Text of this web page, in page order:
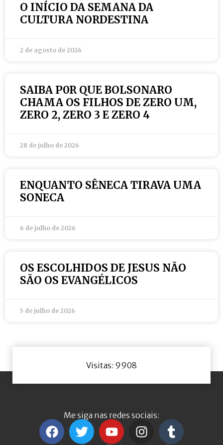
O INÍCIO DA SEMANA DA
CULTURA NORDESTINA
2 de agosto de 2026
SAIBA P0R QUE BOLSONARO
CHAMA OS FILHOS DE ZERO UM,
ZERO 2, ZERO 3 E ZERO 4
28 de julho de 2026
ENQUANTO SÊNECA TIRAVA UMA
SONECA
6 de julho de 2026
OS ESCOLHIDOS DE JESUS NÃO
SÃO OS EVANGÉLICOS
5 de julho de 2026
Visitas: 9908
Me siga nas redes sociais: